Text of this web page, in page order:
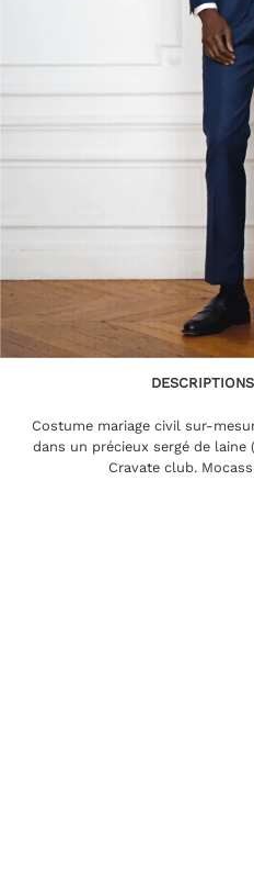
DESCRIPTION
Costume mariage civil sur-
dans un précieux sergé de laine
Cravate club.